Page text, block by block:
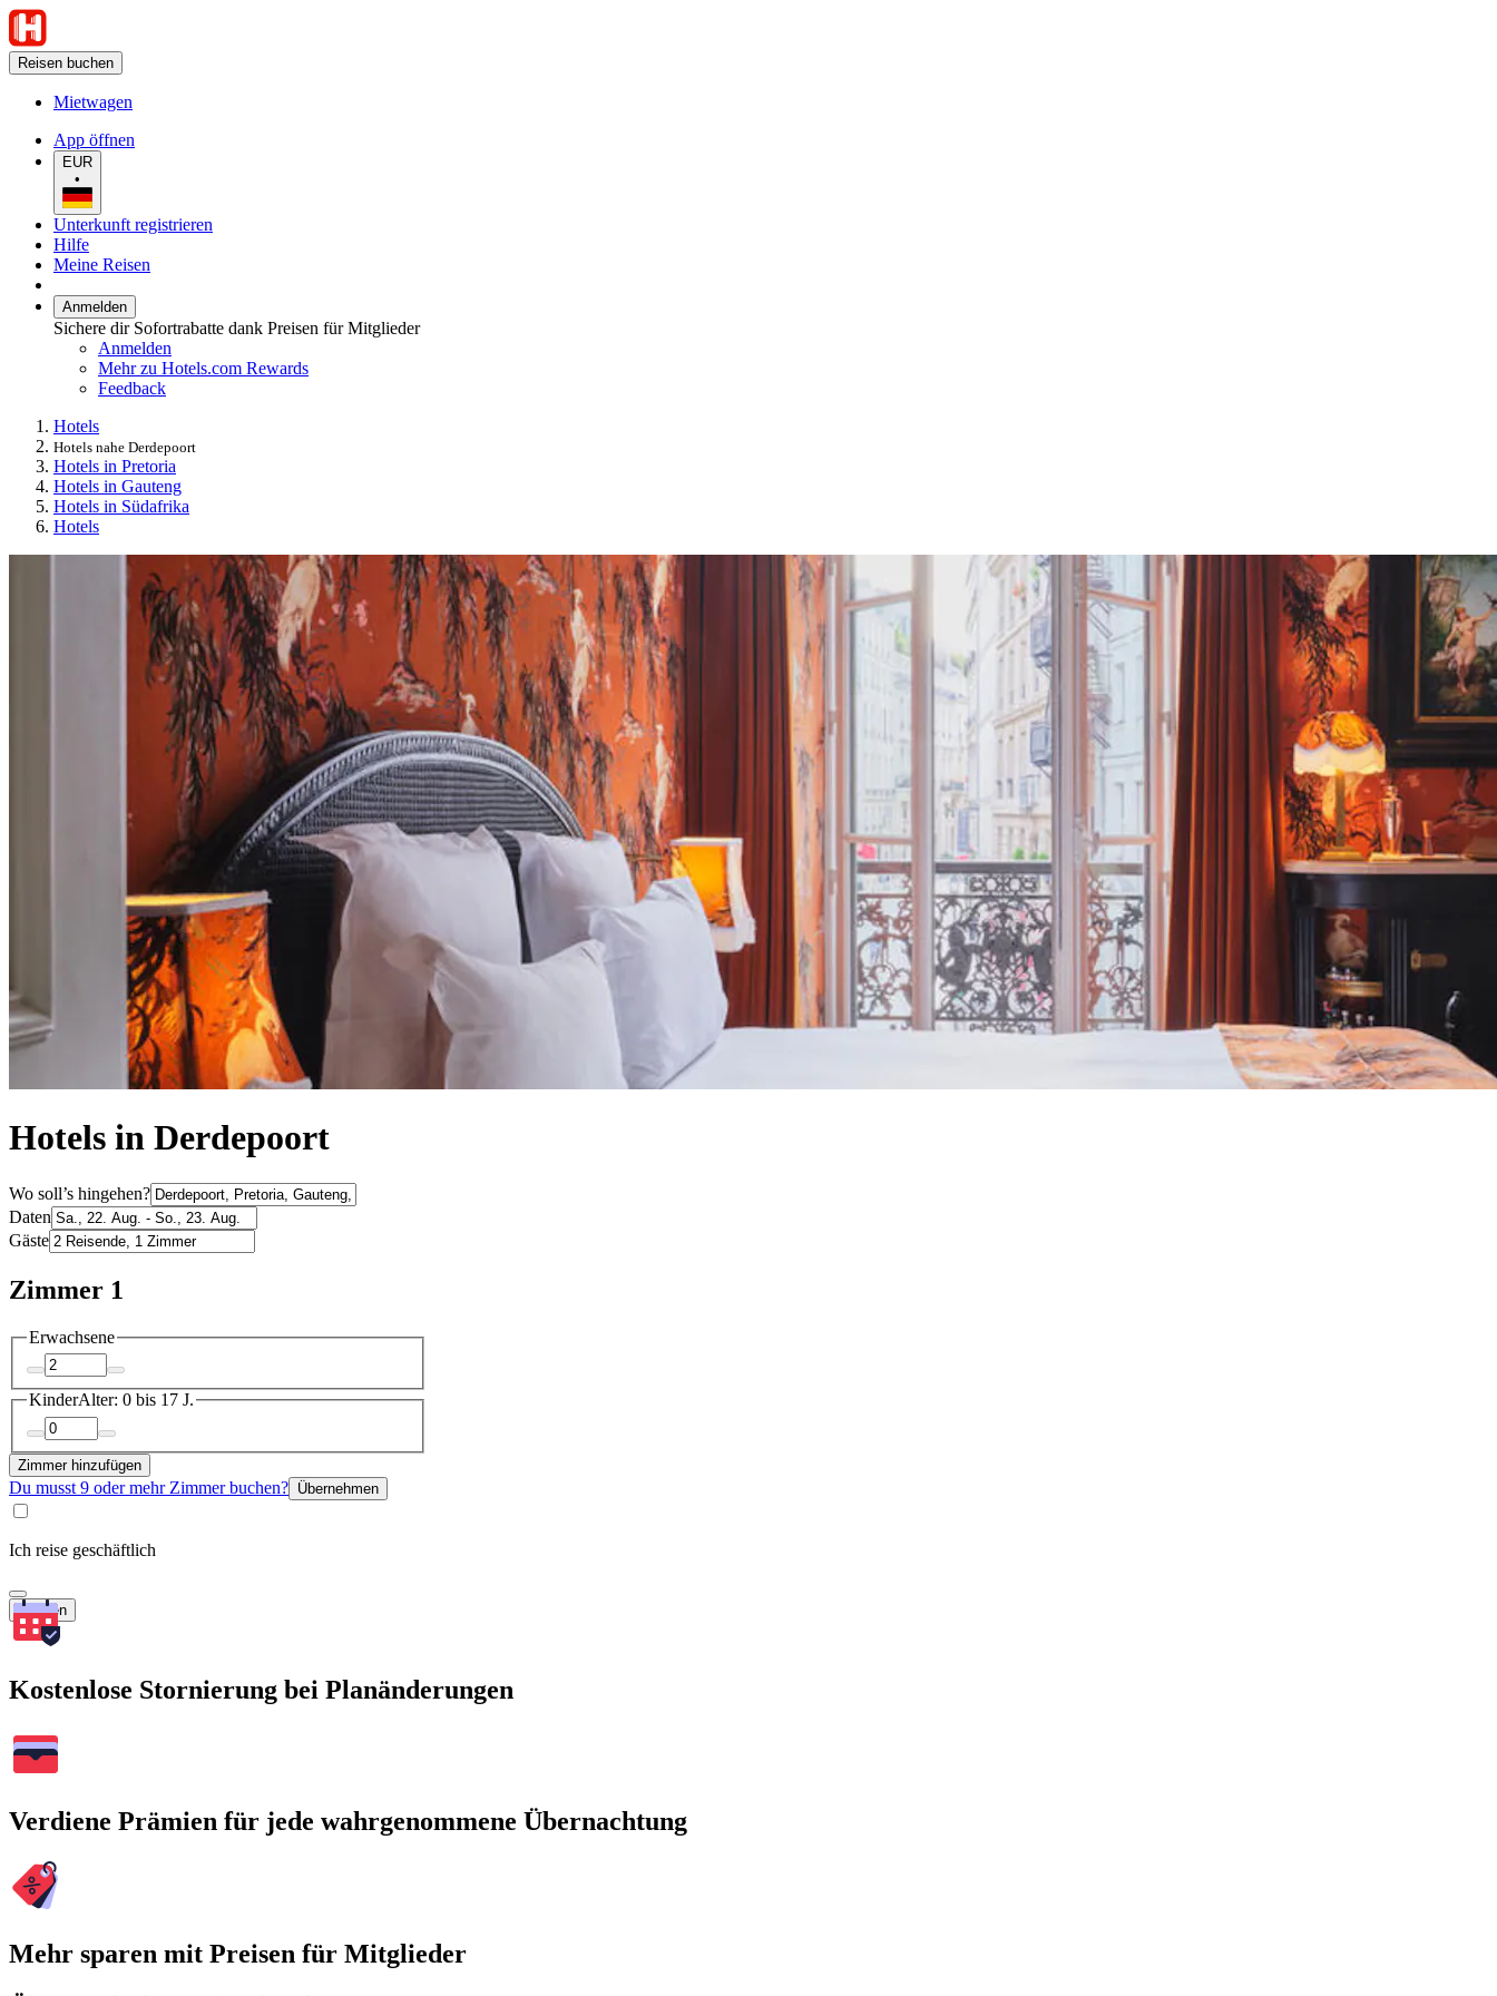
Reisen buchen
Mietwagen
App öffnen
EUR
•
Unterkunft registrieren
Hilfe
Meine Reisen
Anmelden
Sichere dir Sofortrabatte dank Preisen für Mitglieder
Anmelden
Mehr zu Hotels.com Rewards
Feedback
Hotels
Hotels nahe Derdepoort
Hotels in Pretoria
Hotels in Gauteng
Hotels in Südafrika
Hotels
Hotels in Derdepoort
Wo soll’s hingehen?
Daten
Gäste
Zimmer 1
Erwachsene
KinderAlter: 0 bis 17 J.
Zimmer hinzufügen
Du musst 9 oder mehr Zimmer buchen? Übernehmen
Ich reise geschäftlich
Suchen
Kostenlose Stornierung bei Planänderungen
Verdiene Prämien für jede wahrgenommene Übernachtung
Mehr sparen mit Preisen für Mitglieder